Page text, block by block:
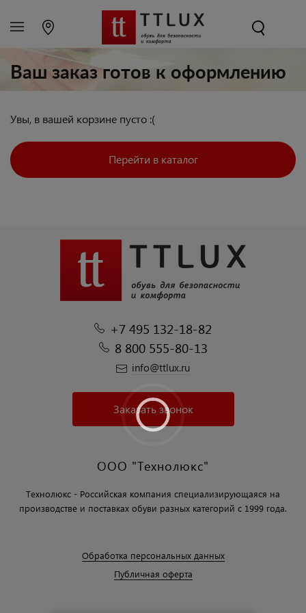
Ваш заказ готов к оформлению
Увы, в вашей корзине пусто :(
Перейти в каталог
+7 495 132-18-82
8 800 555-80-13
info@ttlux.ru
Заказать звонок
ООО "Технолюкс"
Технолюкс - Российская компания специализирующаяся на
производстве и поставках обуви разных категорий с 1999 года.
Обработка персональных данных
Публичная оферта